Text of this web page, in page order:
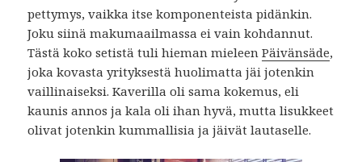
pettymys, vaikka itse komponenteista pidänkin.
Joku siinä makumaailmassa ei vain kohdannut.
Tästä koko setistä tuli hieman mieleenPäivänsäde,
joka kovasta yrityksestä huolimatta jäi jotenkin
vaillinaiseksi. Kaverilla oli sama kokemus, eli
kaunis annos ja kala oli ihan hyvä, mutta lisukkeet
olivat jotenkin kummallisia ja jäivät lautaselle.